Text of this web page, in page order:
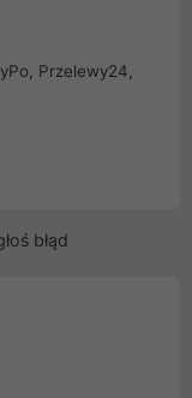
Przelewy24,
błąd